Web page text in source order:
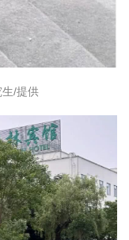
/提供